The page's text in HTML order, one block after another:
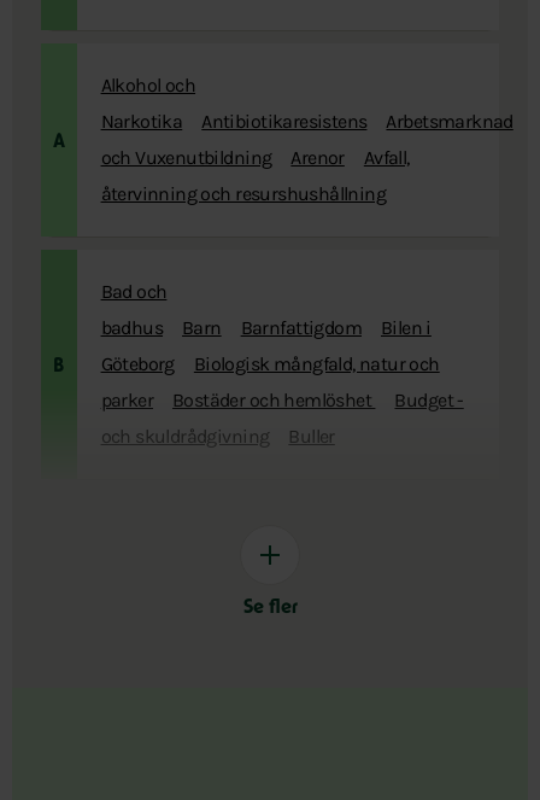
A
Alkohol och
Narkotika
Antibiotikaresistens
Arbetsmarknad
och Vuxenutbildning
Arenor
Avfall,
återvinning och resurshushållning
B
Bad och
badhus
Barn Barnfattigdom
Bilen i
Göteborg
Biologisk mångfald, natur och
parker
Bostäder och hemlöshet
Budget -
och skuldrådgivning
Buller
Se fler